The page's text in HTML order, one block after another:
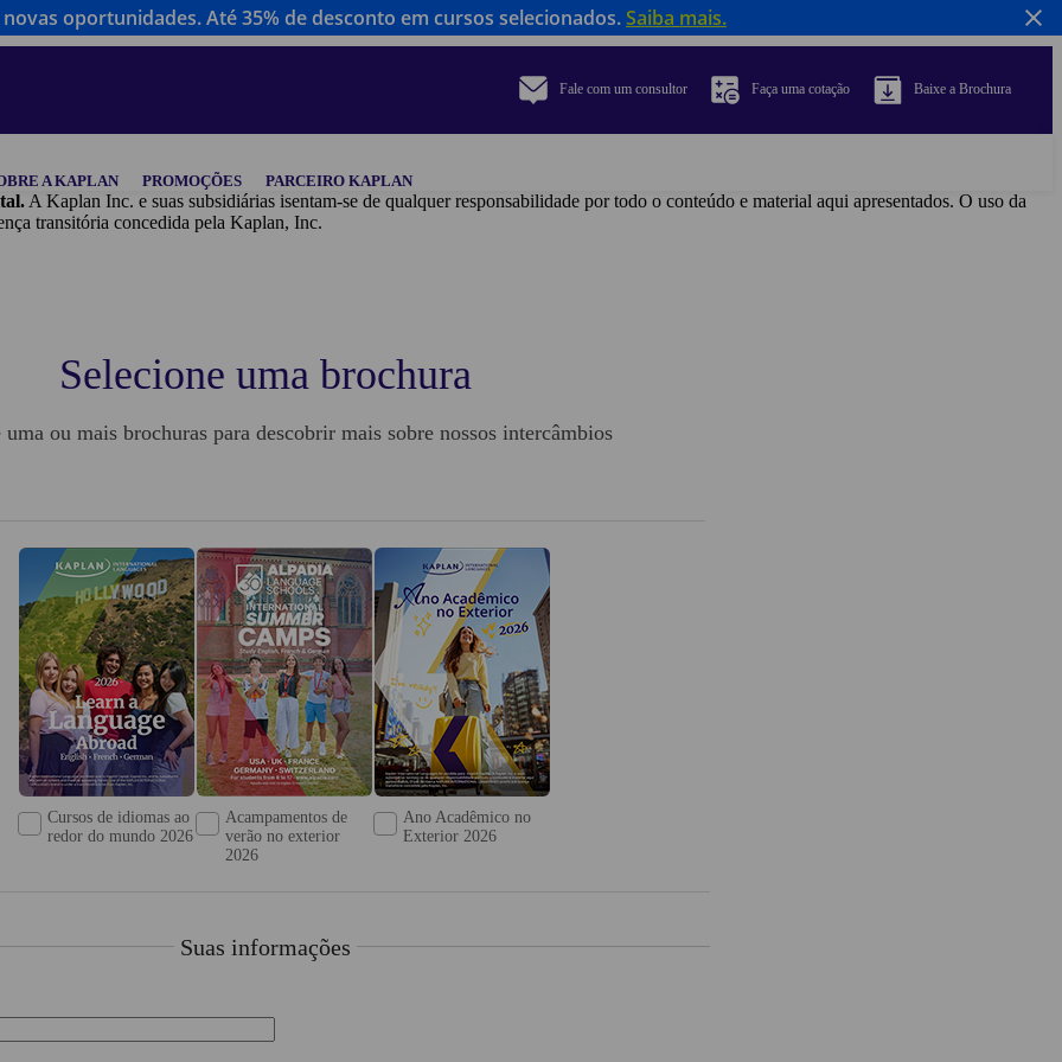
Fale com um consultor Faça uma cotação Baixe a Brochura
A KAPLAN PROMOÇÕES PARCEIRO KAPLAN
A Kaplan Inc. e suas subsidiárias isentam-se de qualquer responsabilidade por todo o conteúdo e material aqui apresentados. O uso da
transitória concedida pela Kaplan, Inc.
oportunidades. Até 35% de desconto em cursos selecionados.Saiba mais.
Selecione uma brochura
uma ou mais brochuras para descobrir mais sobre nossos intercâmbios
Cursos de idiomas ao
redor do mundo 2026
Acampamentos de
verão no exterior
2026
Ano Acadêmico no
Exterior 2026
Suas informações